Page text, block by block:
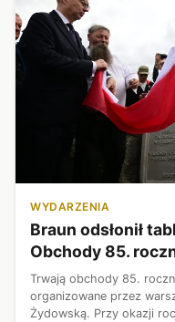
WYDARZENIA
Braun odsłonił
Obchody 85.
Trwają obchody 85.
organizowane przez
Żydowską. Przy okazji